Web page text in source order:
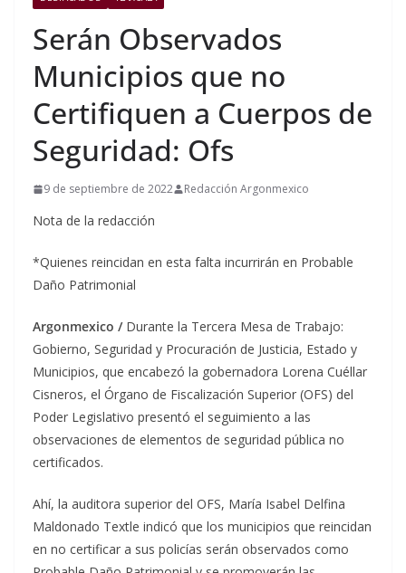
Serán Observados
Municipios que no
Certifiquen a Cuerpos de
Seguridad: Ofs
9 de septiembre de 2022 Redacción Argonmexico
Nota de la redacción
*Quienes reincidan en esta falta incurrirán en Probable
Daño Patrimonial
Argonmexico / Durante la Tercera Mesa de Trabajo:
Gobierno, Seguridad y Procuración de Justicia, Estado y
Municipios, que encabezó la gobernadora Lorena Cuéllar
Cisneros, el Órgano de Fiscalización Superior (OFS) del
Poder Legislativo presentó el seguimiento a las
observaciones de elementos de seguridad pública no
certificados.
Ahí, la auditora superior del OFS, María Isabel Delfina
Maldonado Textle indicó que los municipios que reincidan
en no certificar a sus policías serán observados como